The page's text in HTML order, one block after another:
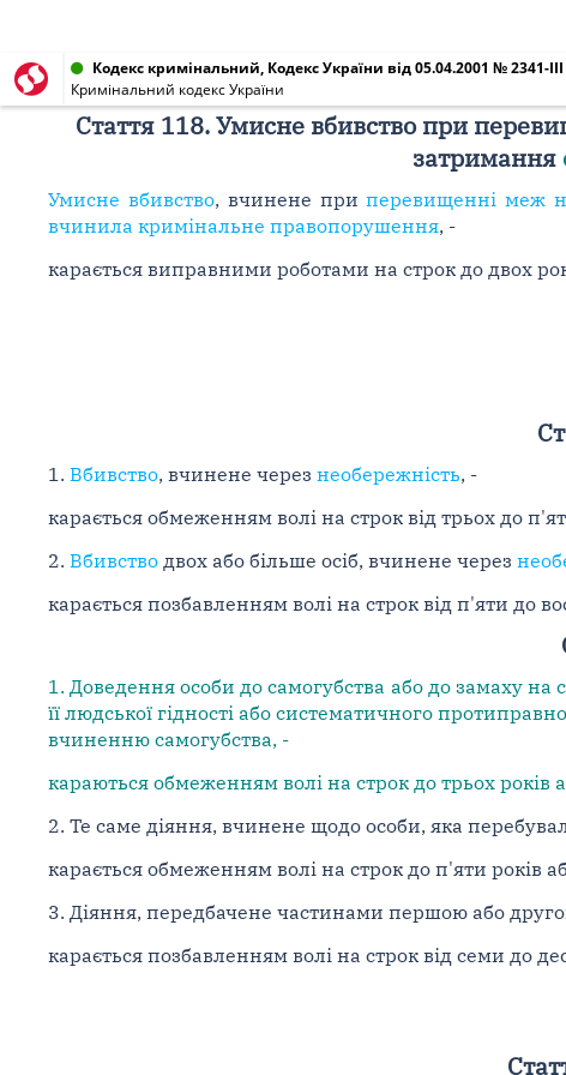
Кодекс кримінальний, Кодекс України від 05.04.2001 № 2341-III
Кримінальний кодекс України